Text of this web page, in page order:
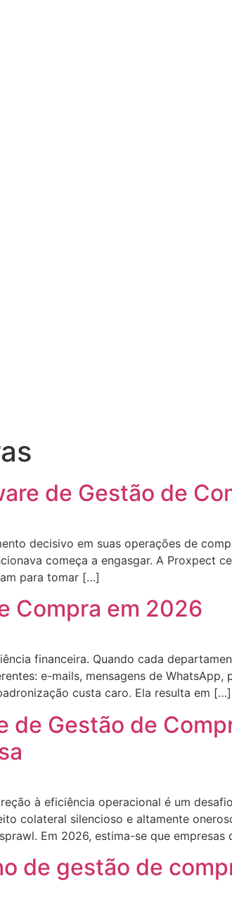
de Gestão de
decisivo em suas operações de
começa a engasgar. A Proxpect
para tomar […]
Compra em 2026
financeira. Quando cada
e-mails, mensagens de WhatsApp,
custa caro. Ela resulta em […]
de Gestão de
à eficiência operacional é um
colateral silencioso e altamente
Em 2026, estima-se que
de gestão de